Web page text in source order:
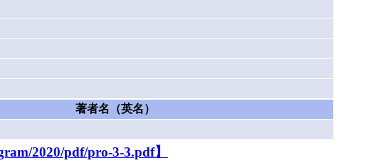
著者名（英名）
2020/pdf/pro-3-3.pdf】